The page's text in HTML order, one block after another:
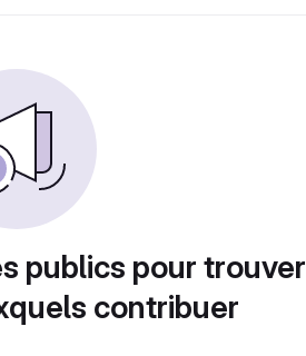
publics pour trouver
contribuer